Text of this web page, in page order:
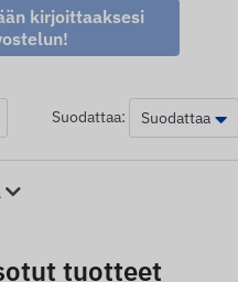
kirjoittaaksesi
Suodattaa:
tuotteet